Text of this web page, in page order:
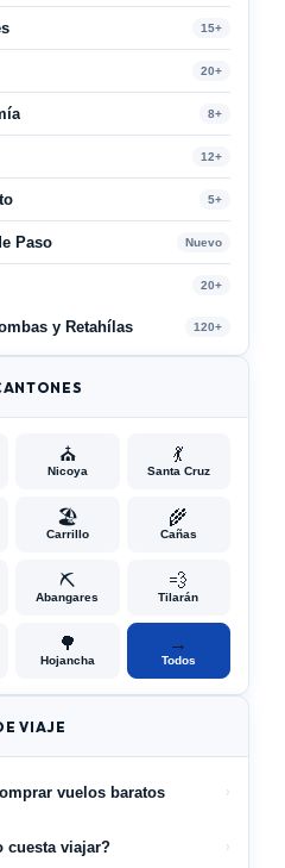
15+
20+
8+
12+
5+
Paso Nuevo
20+
y Retahílas 120+
⛪
Nicoya
💃
Santa Cruz
🏖️
Carrillo
🌾
Cañas
⛏️
Abangares
💨
Tilarán
🌳
Hojancha
→
Todos
VIAJE
vuelos baratos ›
cuesta viajar? ›